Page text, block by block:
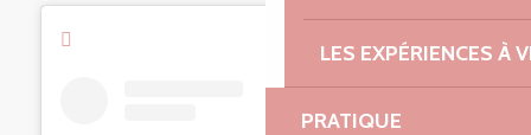
LES EXPÉRIENCES À
PRATIQUE